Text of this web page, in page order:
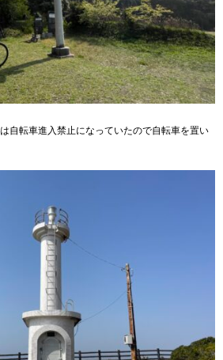
自転車進入禁止になっていたので自転車を置い